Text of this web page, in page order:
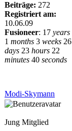
Beiträge: 272
Registriert am:
10.06.09
Fusioneer: 17 years
1 months 3 weeks 26
days 23 hours 22
minutes 40 seconds
Modi-Skymann
Jung Mitglied